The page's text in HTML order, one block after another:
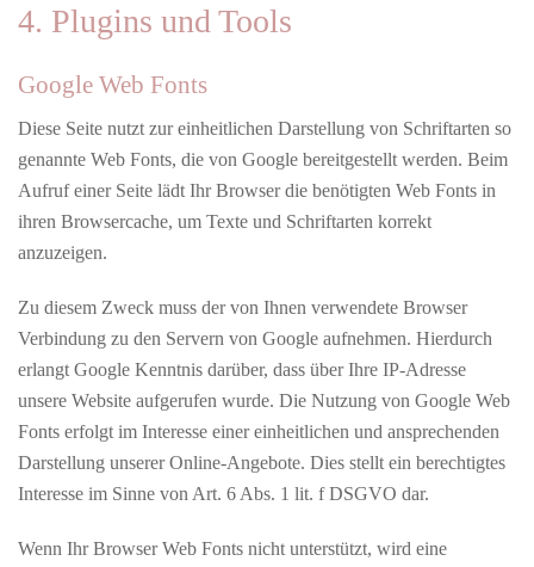
4. Plugins und Tools
Google Web Fonts
Diese Seite nutzt zur einheitlichen Darstellung von Schriftarten so
genannte Web Fonts, die von Google bereitgestellt werden. Beim
Aufruf einer Seite lädt Ihr Browser die benötigten Web Fonts in
ihren Browsercache, um Texte und Schriftarten korrekt
anzuzeigen.
Zu diesem Zweck muss der von Ihnen verwendete Browser
Verbindung zu den Servern von Google aufnehmen. Hierdurch
erlangt Google Kenntnis darüber, dass über Ihre IP-Adresse
unsere Website aufgerufen wurde. Die Nutzung von Google Web
Fonts erfolgt im Interesse einer einheitlichen und ansprechenden
Darstellung unserer Online-Angebote. Dies stellt ein berechtigtes
Interesse im Sinne von Art. 6 Abs. 1 lit. f DSGVO dar.
Wenn Ihr Browser Web Fonts nicht unterstützt, wird eine